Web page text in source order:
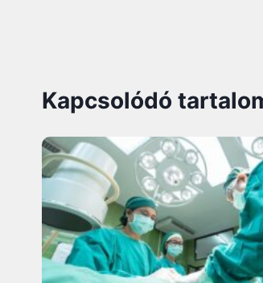
Kapcsolódó